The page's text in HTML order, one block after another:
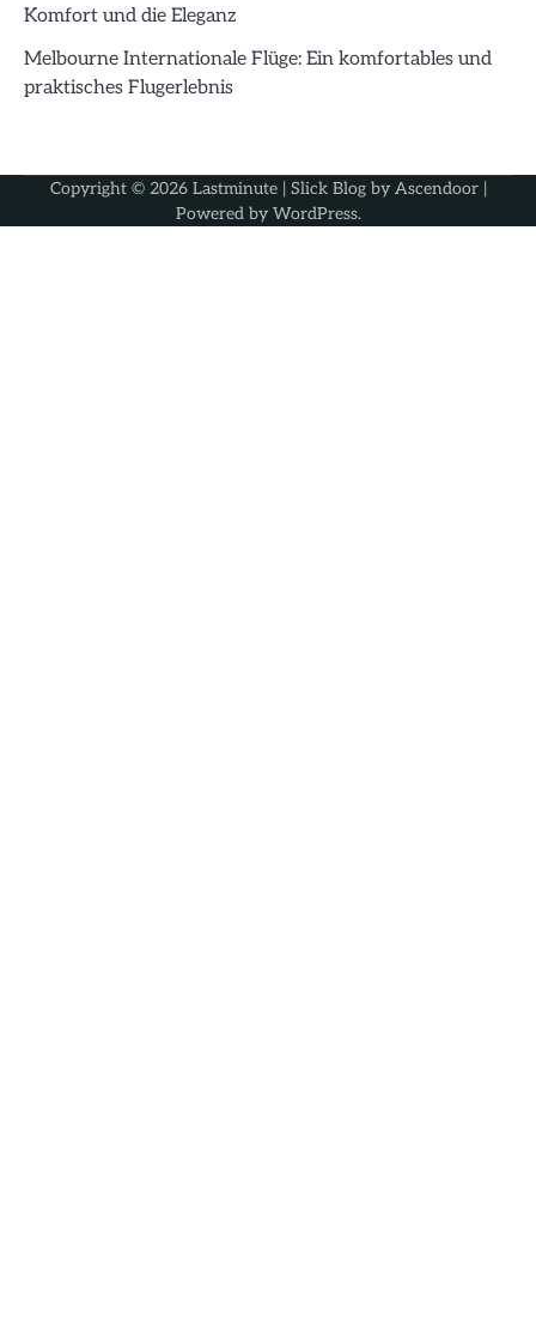
Komfort und die Eleganz
Melbourne Internationale Flüge: Ein komfortables und
praktisches Flugerlebnis
Copyright © 2026 Lastminute| Slick Blog by Ascendoor|
Powered by WordPress.